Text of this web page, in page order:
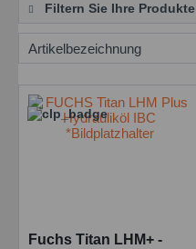
Filtern Sie Ihre Produkte
Fuchs Titan LHM+ -